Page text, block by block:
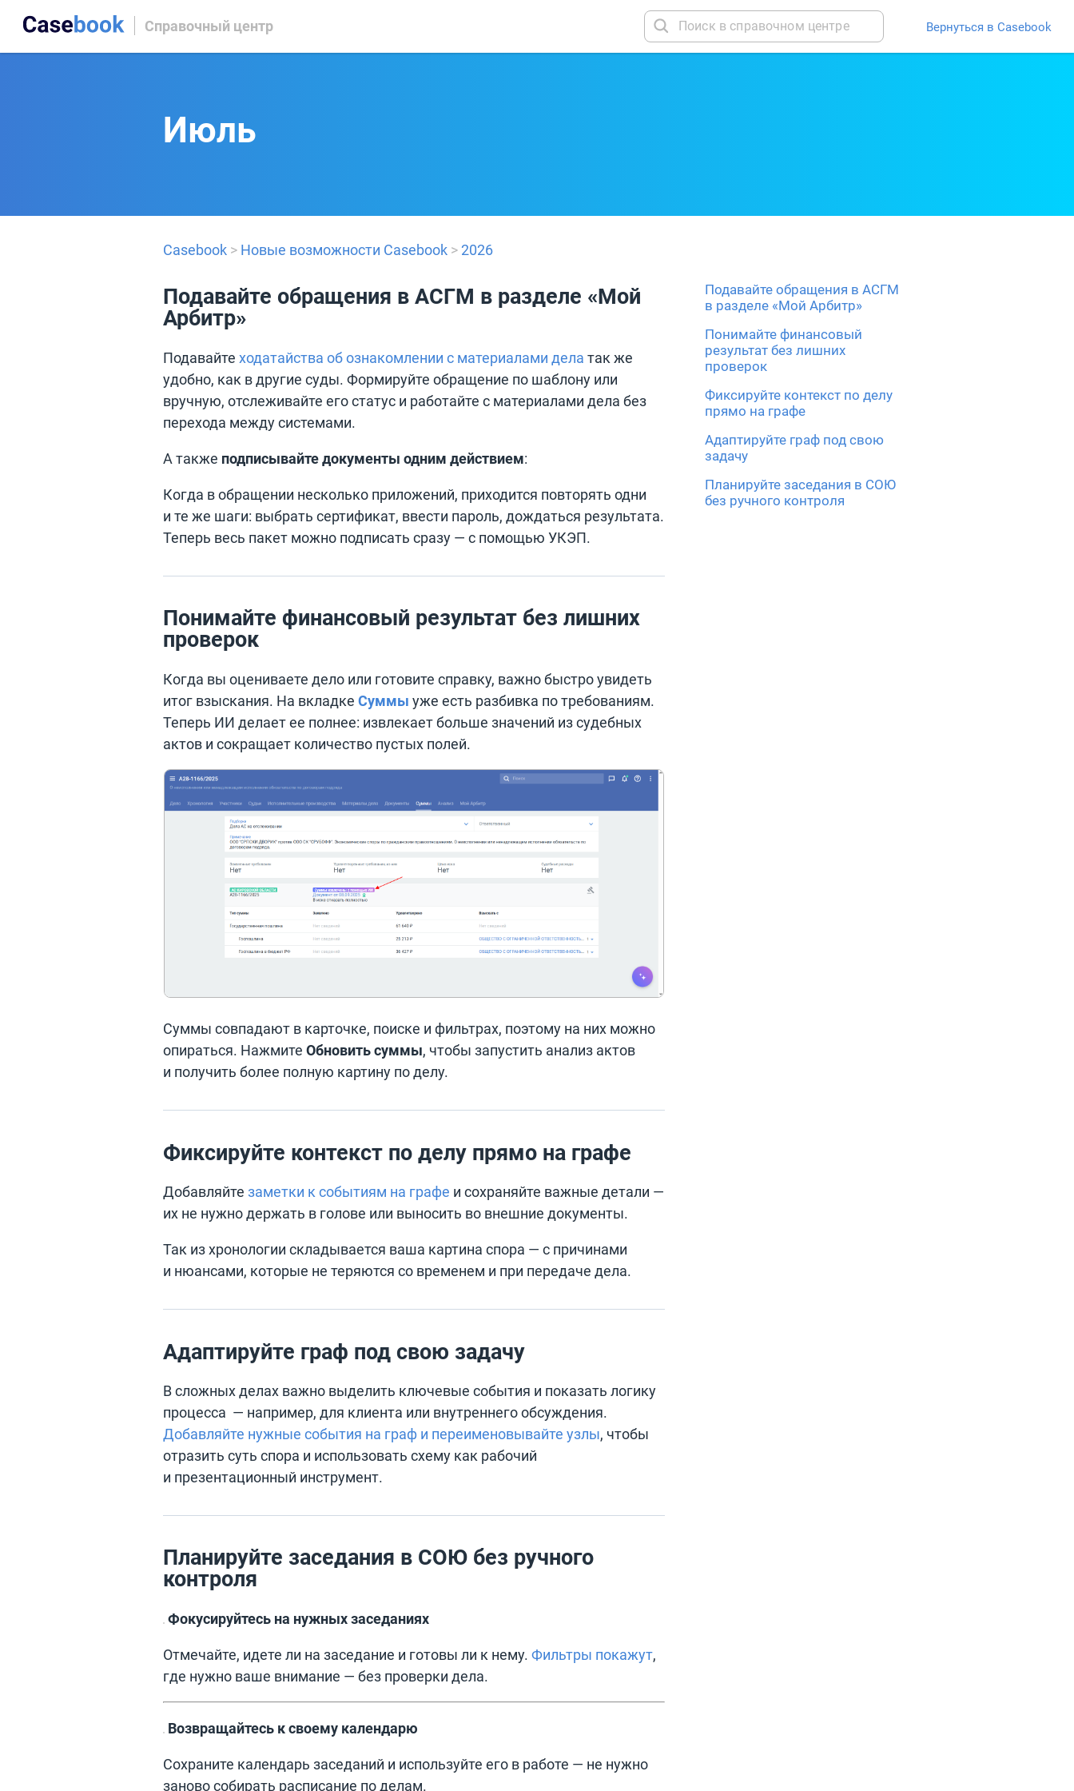
Справочный центр Вернуться в Casebook
Июль
Casebook > Новые возможности Casebook >2026
Подавайте обращения в АСГМ в разделе «Мой
Арбитр»
Подавайте ходатайства об ознакомлении с материалами дела так же
удобно, как в другие суды. Формируйте обращение по шаблону или
вручную, отслеживайте его статус и работайте с материалами дела без
перехода между системами.
А также подписывайте документы одним действием:
Когда в обращении несколько приложений, приходится повторять одни
и те же шаги: выбрать сертификат, ввести пароль, дождаться результата.
Теперь весь пакет можно подписать сразу — с помощью УКЭП.
Понимайте финансовый результат без лишних
проверок
Когда вы оцениваете дело или готовите справку, важно быстро увидеть
итог взыскания. На вкладке Суммы уже есть разбивка по требованиям.
Теперь ИИ делает ее полнее: извлекает больше значений из судебных
актов и сокращает количество пустых полей.
Суммы совпадают в карточке, поиске и фильтрах, поэтому на них можно
опираться. Нажмите Обновить суммы, чтобы запустить анализ актов
и получить более полную картину по делу.
Фиксируйте контекст по делу прямо на графе
Добавляйте заметки к событиям на графе и сохраняйте важные детали —
их не нужно держать в голове или выносить во внешние документы.
Так из хронологии складывается ваша картина спора — с причинами
и нюансами, которые не теряются со временем и при передаче дела.
Адаптируйте граф под свою задачу
В сложных делах важно выделить ключевые события и показать логику
процесса — например, для клиента или внутреннего обсуждения.
Добавляйте нужные события на граф и переименовывайте узлы, чтобы
отразить суть спора и использовать схему как рабочий
и презентационный инструмент.
Планируйте заседания в СОЮ без ручного
контроля
Фокусируйтесь на нужных заседаниях
Отмечайте, идете ли на заседание и готовы ли к нему. Фильтры покажут,
где нужно ваше внимание — без проверки дела.
Возвращайтесь к своему календарю
Сохраните календарь заседаний и используйте его в работе — не нужно
заново собирать расписание по делам.
Подавайте обращения в АСГМ
в разделе «Мой Арбитр»
Понимайте финансовый
результат без лишних
проверок
Фиксируйте контекст по делу
прямо на графе
Адаптируйте граф под свою
задачу
Планируйте заседания в СОЮ
без ручного контроля